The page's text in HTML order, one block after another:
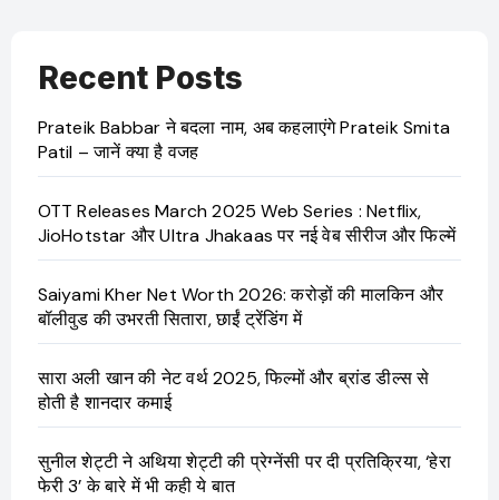
Recent Posts
Prateik Babbar ने बदला नाम, अब कहलाएंगे Prateik Smita
Patil – जानें क्या है वजह
OTT Releases March 2025 Web Series : Netflix,
JioHotstar और Ultra Jhakaas पर नई वेब सीरीज और फिल्में
Saiyami Kher Net Worth 2026: करोड़ों की मालकिन और
बॉलीवुड की उभरती सितारा, छाईं ट्रेंडिंग में
सारा अली खान की नेट वर्थ 2025, फिल्मों और ब्रांड डील्स से
होती है शानदार कमाई
सुनील शेट्टी ने अथिया शेट्टी की प्रेग्नेंसी पर दी प्रतिक्रिया, ‘हेरा
फेरी 3’ के बारे में भी कही ये बात